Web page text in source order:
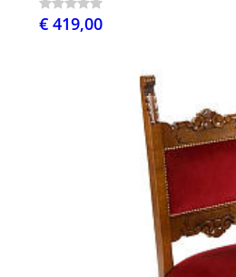
€ 419,00